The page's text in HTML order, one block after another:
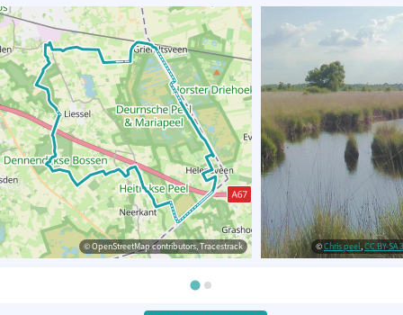
© OpenStreetMap contributors, Tracestrack ©Chris peel,CC BY-SA